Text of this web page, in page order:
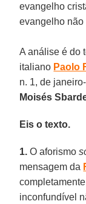
evangelho
evangelho não
A análise é do
italiano Paolo
n. 1, de
Moisés
Eis o texto.
1. O aforismo
mensagem da
inconfundível